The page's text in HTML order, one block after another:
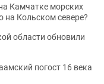
Камчатке морских
на Кольском севере?
области обновили
погост 16 века